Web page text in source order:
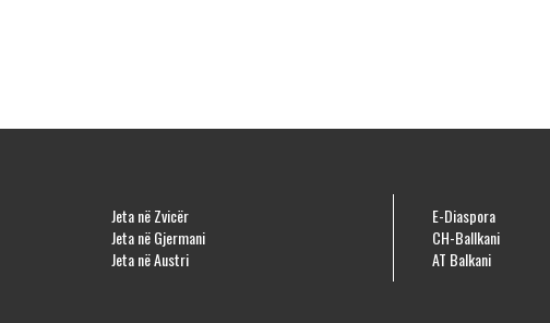
Jeta në Zvicër
Jeta në Gjermani
Jeta në Austri
E-Diaspora
CH-Ballkani
AT Balkani